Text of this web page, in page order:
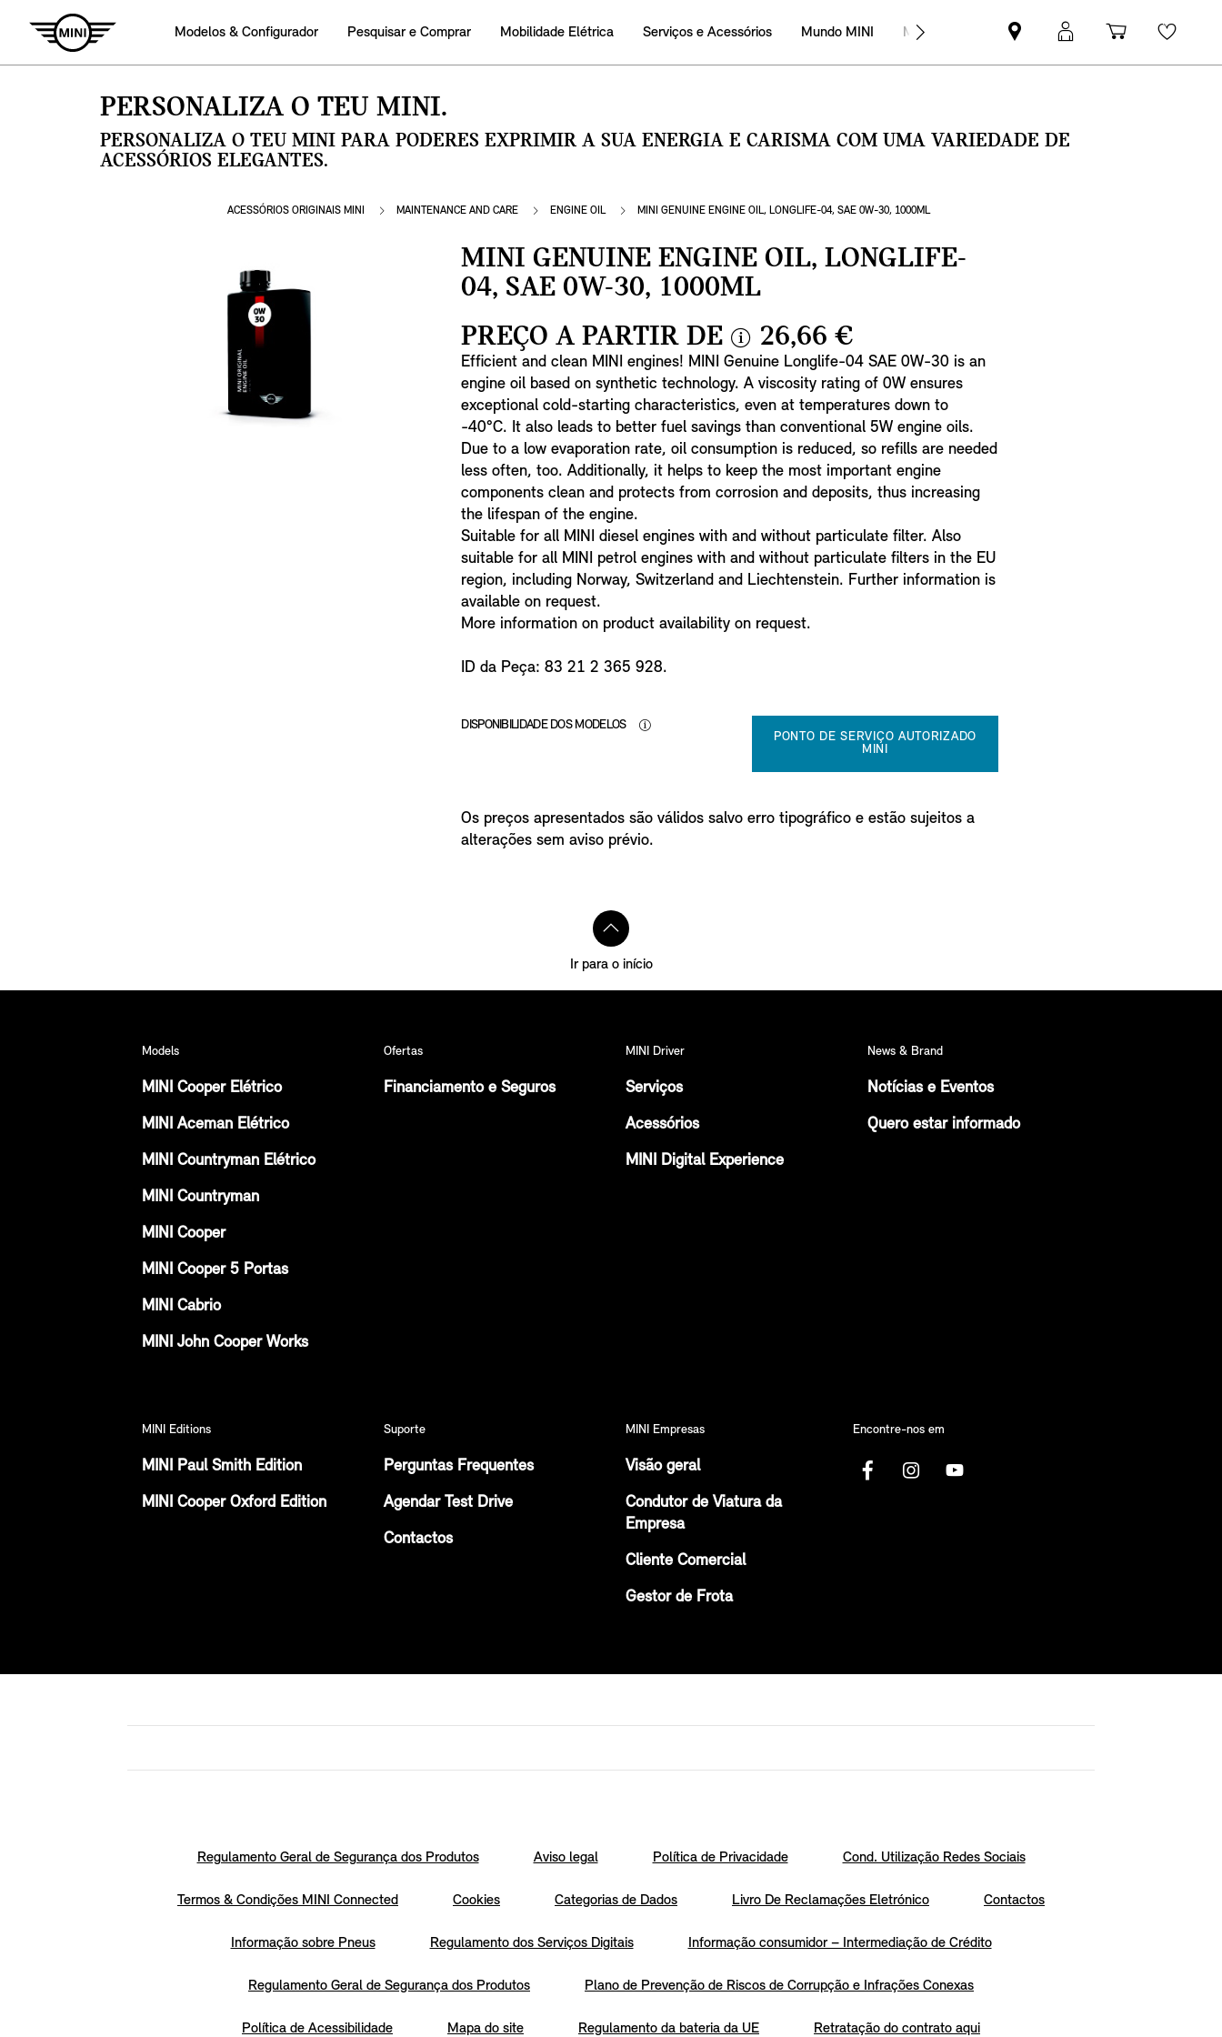
Modelos & Configurador Pesquisar e Comprar Mobilidade Elétrica Serviços e Acessórios Mundo MINI MINI Empresas
Pesquisar
parceiro
Iniciar
sessão
Carrinho
de
PERSONALIZA O TEU MINI.
PERSONALIZA O TEU MINI PARA PODERES EXPRIMIR A SUA ENERGIA E CARISMA COM UMA VARIEDADE DE
ACESSÓRIOS ELEGANTES.
ACESSÓRIOS ORIGINAIS MINI MAINTENANCE AND CARE ENGINE OIL MINI GENUINE ENGINE OIL, LONGLIFE-04, SAE 0W-30, 1000ML
MINI GENUINE ENGINE OIL, LONGLIFE-
04, SAE 0W-30, 1000ML
PREÇO A PARTIR DE
i
n
f
o
26,66 €
Efficient and clean MINI engines! MINI Genuine Longlife-04 SAE 0W-30 is an
engine oil based on synthetic technology. A viscosity rating of 0W ensures
exceptional cold-starting characteristics, even at temperatures down to
-40°C. It also leads to better fuel savings than conventional 5W engine oils.
Due to a low evaporation rate, oil consumption is reduced, so refills are needed
less often, too. Additionally, it helps to keep the most important engine
components clean and protects from corrosion and deposits, thus increasing
the lifespan of the engine.
Suitable for all MINI diesel engines with and without particulate filter. Also
suitable for all MINI petrol engines with and without particulate filters in the EU
region, including Norway, Switzerland and Liechtenstein. Further information is
available on request.
More information on product availability on request.
ID da Peça: 83 21 2 365 928.
DISPONIBILIDADE DOS MODELOS
PONTO DE SERVIÇO AUTORIZADO
MINI
Os preços apresentados são válidos salvo erro tipográfico e estão sujeitos a
alterações sem aviso prévio.
Ir para o início
Models
MINI Cooper Elétrico
MINI Aceman Elétrico
MINI Countryman Elétrico
MINI Countryman
MINI Cooper
MINI Cooper 5 Portas
MINI Cabrio
MINI John Cooper Works
Ofertas
Financiamento e Seguros
MINI Driver
Serviços
Acessórios
MINI Digital Experience
News & Brand
Notícias e Eventos
Quero estar informado
MINI Editions
MINI Paul Smith Edition
MINI Cooper Oxford Edition
Suporte
Perguntas Frequentes
Agendar Test Drive
Contactos
MINI Empresas
Visão geral
Condutor de Viatura da
Empresa
Cliente Comercial
Gestor de Frota
Encontre-nos em
Regulamento Geral de Segurança dos Produtos Aviso legal Política de Privacidade Cond. Utilização Redes Sociais
Termos & Condições MINI Connected Cookies Categorias de Dados Livro De Reclamações Eletrónico Contactos
Informação sobre Pneus Regulamento dos Serviços Digitais Informação consumidor – Intermediação de Crédito
Regulamento Geral de Segurança dos Produtos Plano de Prevenção de Riscos de Corrupção e Infrações Conexas
Política de Acessibilidade Mapa do site Regulamento da bateria da UE Retratação do contrato aqui